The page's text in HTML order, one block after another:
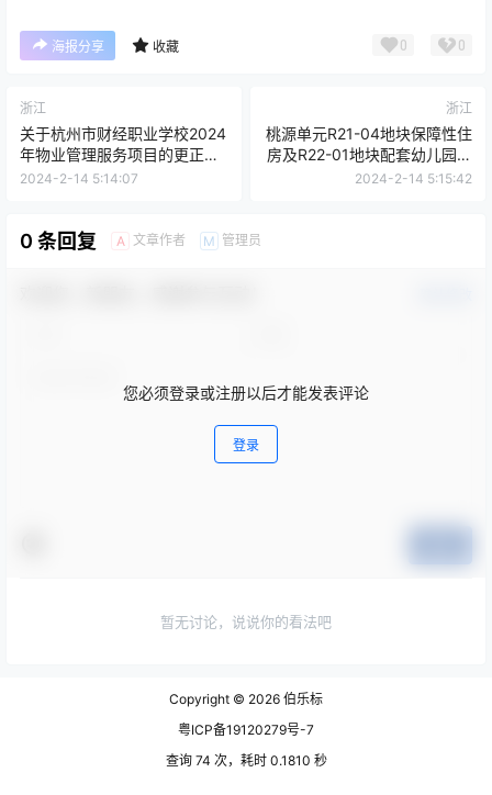
海报分享 收藏 0 0
浙江
关于杭州市财经职业学校2024
年物业管理服务项目的更正公
告[杭州市公共资源交易中心
2024-2-14 5:14:07
浙江
桃源单元R21-04地块保障性住
房及R22-01地块配套幼儿园项
目监理
2024-2-14 5:15:42
0 条回复 A 文章作者 M 管理员
您必须登录或注册以后才能发表评论
登录
暂无讨论，说说你的看法吧
Copyright © 2026 伯乐标
粤ICP备19120279号-7
查询 74 次，耗时 0.1810 秒